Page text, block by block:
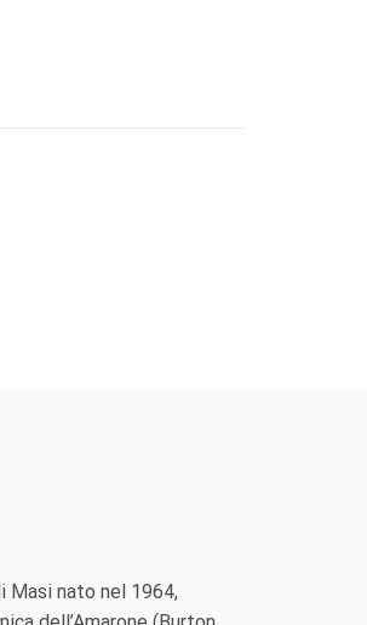
Masi nato nel 1964,